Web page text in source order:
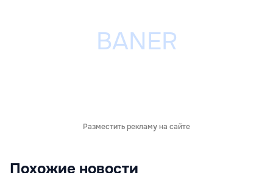
Разместить рекламу на сайте
Похожие новости